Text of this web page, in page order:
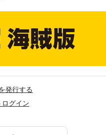
発行する
グイン